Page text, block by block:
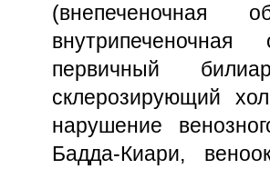
(внепеченочная
первичный
склерозирующий
нарушение
Бадда-Киари,